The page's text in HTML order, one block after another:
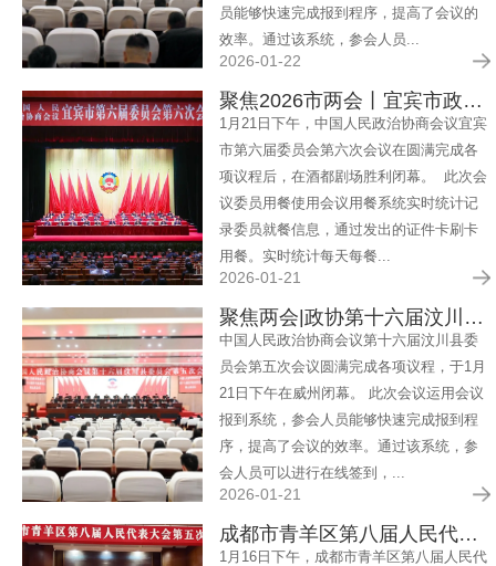
员能够快速完成报到程序，提高了会议的
效率。通过该系统，参会人员...
2026-01-22
聚焦2026市两会丨宜宾市政协六届六次会议闭幕
1月21日下午，中国人民政治协商会议宜宾
市第六届委员会第六次会议在圆满完成各
项议程后，在酒都剧场胜利闭幕。 此次会
议委员用餐使用会议用餐系统实时统计记
录委员就餐信息，通过发出的证件卡刷卡
用餐。实时统计每天每餐...
2026-01-21
聚焦两会|政协第十六届汶川县委员会第五次会议
中国人民政治协商会议第十六届汶川县委
员会第五次会议圆满完成各项议程，于1月
21日下午在威州闭幕。 此次会议运用会议
报到系统，参会人员能够快速完成报到程
序，提高了会议的效率。通过该系统，参
会人员可以进行在线签到，...
2026-01-21
成都市青羊区第八届人民代表大会第五次会议闭幕
1月16日下午，成都市青羊区第八届人民代